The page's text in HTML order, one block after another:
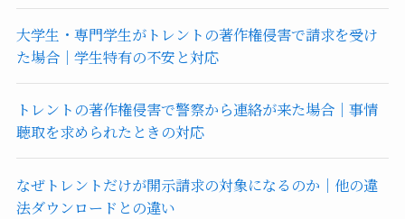
大学生・専門学生がトレントの著作権侵害で請求を受け
た場合｜学生特有の不安と対応
トレントの著作権侵害で警察から連絡が来た場合｜事情
聴取を求められたときの対応
なぜトレントだけが開示請求の対象になるのか｜他の違
法ダウンロードとの違い